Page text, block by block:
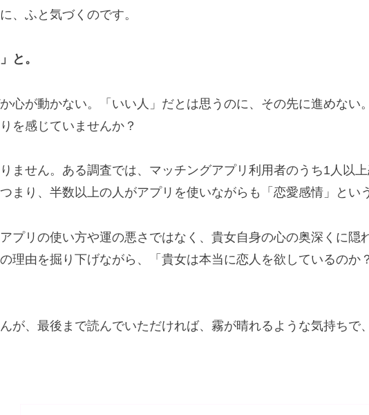
ふと気づくのです。
と。
心が動かない。「いい人」だとは思うのに、その先に進めな
を感じていませんか？
ません。ある調査では、マッチングアプリ利用者のうち1人以
まり、半数以上の人がアプリを使いながらも「恋愛感情」と
プリの使い方や運の悪さではなく、貴女自身の心の奥深くに
理由を掘り下げながら、「貴女は本当に恋人を欲しているの
が、最後まで読んでいただければ、霧が晴れるような気持ちで